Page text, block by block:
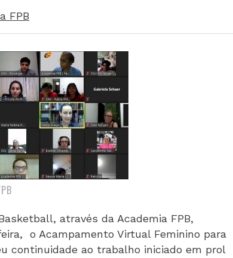
FPB
através da Academia FPB,
o Acampamento Virtual Feminino para
continuidade ao trabalho iniciado em prol